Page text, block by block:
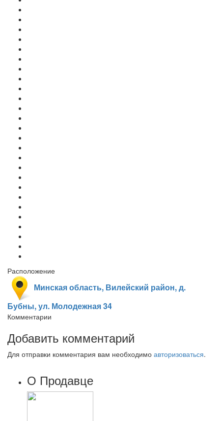
Расположение
Минская область, Вилейский район, д.
Бубны, ул. Молодежная 34
Комментарии
Добавить комментарий
Для отправки комментария вам необходимо авторизоваться.
О Продавце